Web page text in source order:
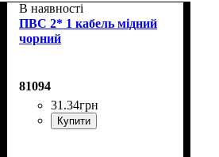
В наявності
ПВС 2* 1 кабель мідний
чорний
81094
31 .34грн
Купити